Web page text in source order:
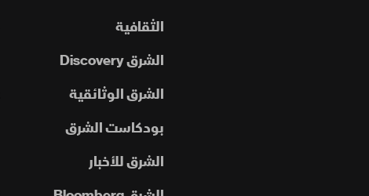
الثقافية
الشرق Discovery
الشرق الوثائقية
بودكاست الشرق
الشرق للأخبار